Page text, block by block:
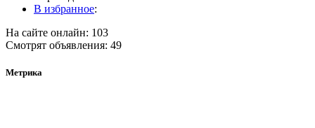
В избранное:
На сайте онлайн: 103
Смотрят объявления: 49
Метрика